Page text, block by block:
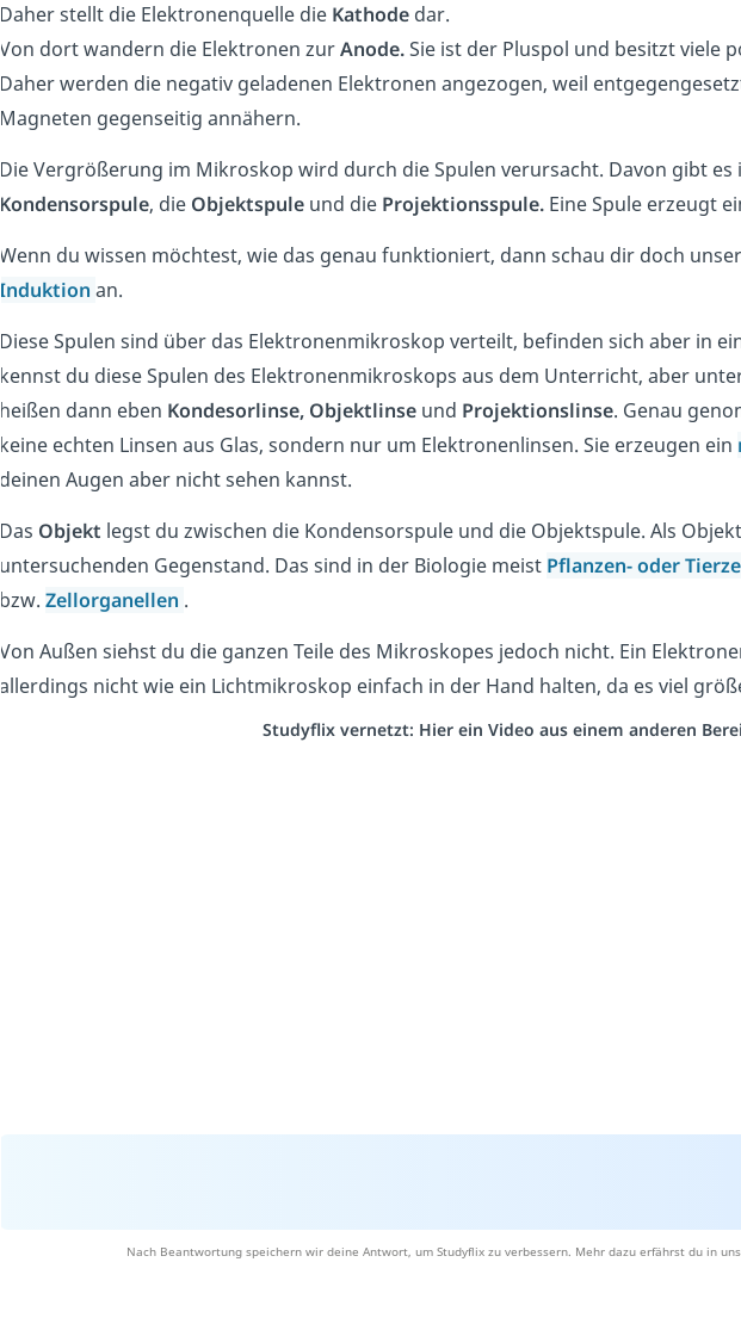
Daher stellt die Elektronenquelle die Kathode dar.
Von dort wandern die Elektronen zurAnode.Sie ist der Pluspol und besitzt viele
Daher werden die negativ geladenen Elektronen angezogen, weil
Magneten gegenseitig annähern.
Die Vergrößerung im Mikroskop wird durch die Spulen verursacht. Davon gibt es
Kondensorspule, die Objektspule und die Projektionsspule. Eine Spule erzeugt
Wenn du wissen möchtest, wie das genau funktioniert, dann schau dir doch
Induktion an.
Diese Spulen sind über das Elektronenmikroskop verteilt, befinden sich aber in
kennst du diese Spulen des Elektronenmikroskops aus dem Unterricht, aber
heißen dann eben Kondesorlinse, Objektlinse und Projektionslinse. Genau
keine echten Linsen aus Glas, sondern nur um Elektronenlinsen. Sie erzeugen ein
deinen Augen aber nicht sehen kannst.
Das Objekt legst du zwischen die Kondensorspule und die Objektspule. Als
untersuchenden Gegenstand. Das sind in der Biologie meist Pflanzen- oder
bzw. Zellorganellen .
Von Außen siehst du die ganzen Teile des Mikroskopes jedoch nicht. Ein
allerdings nicht wie ein Lichtmikroskop einfach in der Hand halten, da es viel
Studyflix vernetzt: Hier ein Video aus einem anderen
Nach Beantwortung speichern wir deine Antwort, um Studyflix zu verbessern. Mehr dazu erfährst du in